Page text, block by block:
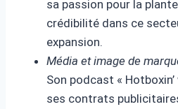
sa passion pour la
crédibilité dans ce
expansion.
Média et image de
Son podcast «
ses contrats